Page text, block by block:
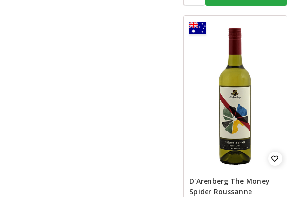
D'Arenberg The Money
Spider Roussanne